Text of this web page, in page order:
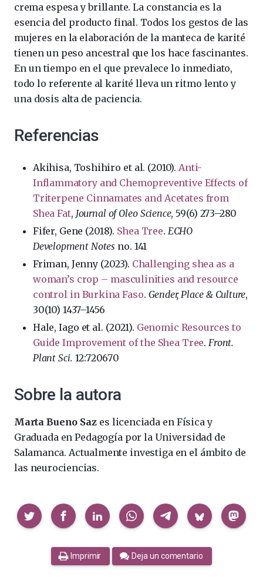
crema espesa y brillante. La constancia es la
esencia del producto final. Todos los gestos de las
mujeres en la elaboración de la manteca de karité
tienen un peso ancestral que los hace fascinantes.
En un tiempo en el que prevalece lo inmediato,
todo lo referente al karité lleva un ritmo lento y
una dosis alta de paciencia.
Referencias
Akihisa, Toshihiro et al. (2010). Anti-
Inflammatory and Chemopreventive Effects of
Triterpene Cinnamates and Acetates from
Shea Fat, Journal of Oleo Science, 59(6) 273–280
Fifer, Gene (2018). Shea Tree. ECHO
Development Notes no. 141
Friman, Jenny (2023). Challenging shea as a
woman’s crop – masculinities and resource
control in Burkina Faso. Gender, Place & Culture,
30(10) 1437–1456
Hale, Iago et al. (2021). Genomic Resources to
Guide Improvement of the Shea Tree. Front.
Plant Sci. 12:720670
Sobre la autora
Marta Bueno Sazes licenciada en Física y
Graduada en Pedagogía por la Universidad de
Salamanca. Actualmente investiga en el ámbito de
las neurociencias.
Compartir
Imprimir Deja un comentario